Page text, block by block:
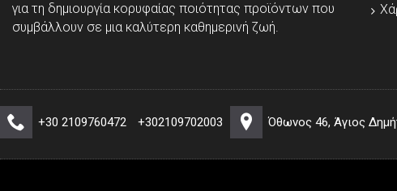
για τη δημιουργία κορυφαίας ποιότητας προϊόντων που
συμβάλλουν σε μια καλύτερη καθημερινή ζωή.
+30 2109760472 +302109702003 Όθωνος 46, Άγιος